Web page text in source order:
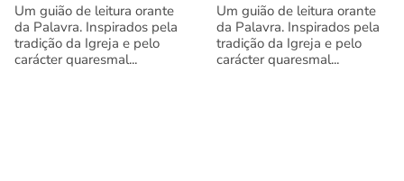
Um guião de leitura orante
da Palavra. Inspirados pela
tradição da Igreja e pelo
carácter quaresmal...
Um guião de leitura orante
da Palavra. Inspirados pela
tradição da Igreja e pelo
carácter quaresmal...